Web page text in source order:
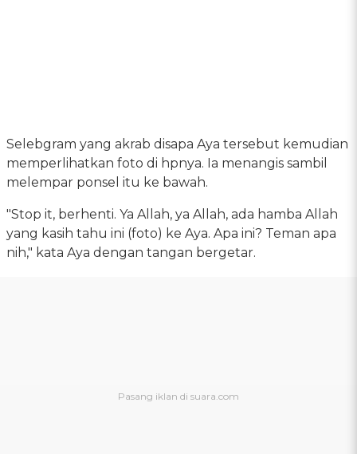
Selebgram yang akrab disapa Aya tersebut kemudian
memperlihatkan foto di hpnya. Ia menangis sambil
melempar ponsel itu ke bawah.
"Stop it, berhenti. Ya Allah, ya Allah, ada hamba Allah
yang kasih tahu ini (foto) ke Aya. Apa ini? Teman apa
nih," kata Aya dengan tangan bergetar.